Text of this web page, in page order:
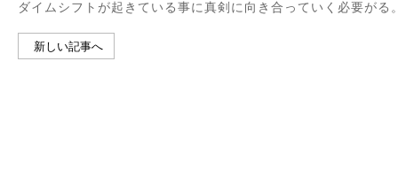
ダイムシフトが起きている事に真剣に向き合っていく必要がる
新しい記事へ